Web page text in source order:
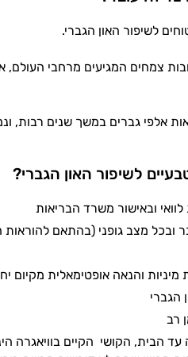
לשיפור האון הגברי.
צמחים המגיעים מרחבי
אלפי גברים במשך שנים רבות,
לשיפור האון הגברי?
ובאישור משרד הבריאות
ובכל מצב גופני (בהתאם להוראות
מיניות והנאה אופטימאלית מקיום
הגברי
רב
הבית, הקושי הקיים בוויאגרה